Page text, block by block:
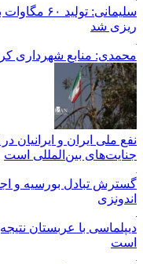
سلیمانی:
ریزی شد
محمدی: منابع شهرداری
نفع ملی ایران و ایرانیان
جنایت‌های بین‌المللی است
گسترش تبادل بورسیه و
اندونزی
دیپلماسی با عربستان
است